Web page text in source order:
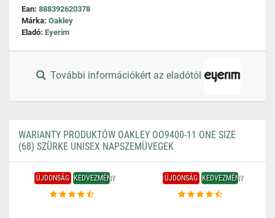
Ean: 888392620378
Márka: Oakley
Eladó: Eyerim
További információkért az eladótól
WARIANTY PRODUKTÓW OAKLEY OO9400-11 ONE SIZE
(68) SZÜRKE UNISEX NAPSZEMÜVEGEK
ÚJDONSÁG KEDVEZMÉNY ÚJDONSÁG KEDVEZMÉNY